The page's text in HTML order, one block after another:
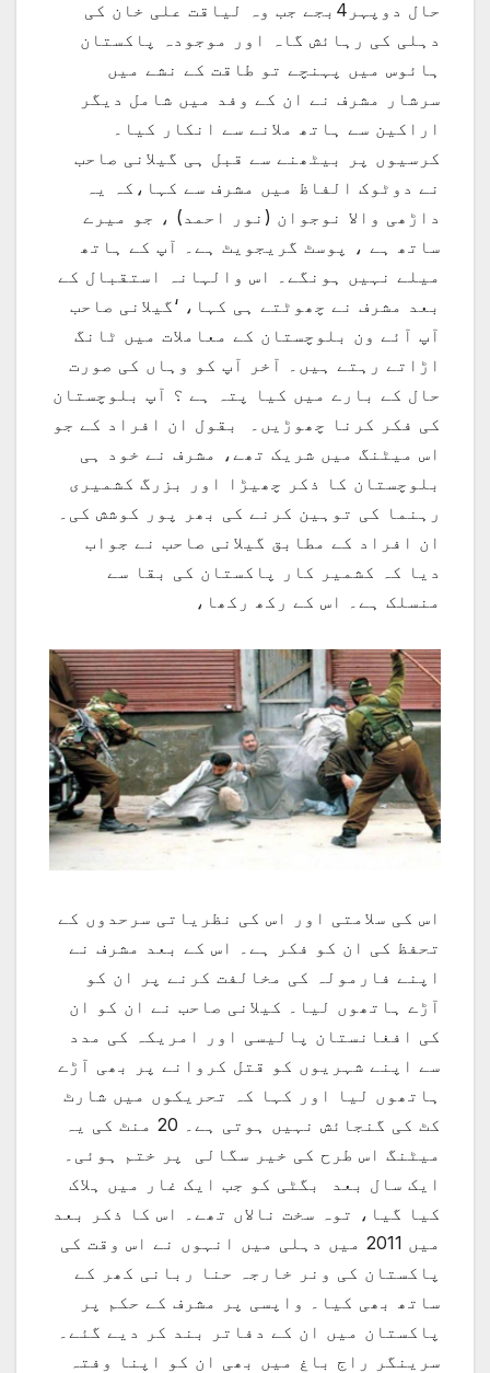
حال دوپہر4بجے جب وہ لیاقت علی خان کی
دہلی کی رہائش گاہ اور موجودہ پاکستان
ہائوس میں پہنچے تو طاقت کے نشے میں
سرشار مشرف نے ان کے وفد میں شامل دیگر
اراکین سے ہاتھ ملانے سے انکار کیا۔
کرسیوں پر بیٹھنے سے قبل ہی گیلانی صاحب
نے دوٹوک الفاظ میں مشرف سے کہا،کہ یہ
داڑھی والا نوجوان (نور احمد) ، جو میرے
ساتھ ہے ، پوسٹ گریجویٹ ہے۔ آپ کے ہاتھ
میلے نہیں ہونگے۔ اس والہانہ استقبال کے
بعد مشرف نے چھوٹتے ہی کہا، ‘گیلانی صاحب
آپ آئے ون بلوچستان کے معاملات میں ٹانگ
اڑاتے رہتے ہیں۔ آخر آپ کو وہاں کی صورت
حال کے بارے میں کیا پتہ ہے ؟ آپ بلوچستان
کی فکر کرنا چھوڑیں۔ بقول ان افراد کے جو
اس میٹنگ میں شریک تھے، مشرف نے خود ہی
بلوچستان کا ذکر چھیڑا اور بزرگ کشمیری
رہنما کی توہین کرنے کی بھر پور کوشش کی۔
ان افراد کے مطابق گیلانی صاحب نے جواب
دیا کہ کشمیر کار پاکستان کی بقا سے
منسلک ہے۔ اس کے رکھ رکھا،
اس کی سلامتی اور اس کی نظریاتی سرحدوں کے
تحفظ کی ان کو فکر ہے۔ اس کے بعد مشرف نے
اپنے فارمولہ کی مخالفت کرنے پر ان کو
آڑے ہاتھوں لیا۔ کیلانی صاحب نے ان کو ان
کی افغانستان پالیسی اور امریکہ کی مدد
سے اپنے شہریوں کو قتل کروانے پر بھی آڑے
ہاتھوں لیا اور کہا کہ تحریکوں میں شارٹ
کٹ کی گنجائش نہیں ہوتی ہے۔ 20 منٹ کی یہ
میٹنگ اس طرح کی خیر سگالی پر ختم ہوئی۔
ایک سال بعد بگٹی کو جب ایک غار میں ہلاک
کیا گیا، توہ سخت نالاں تھے۔ اس کا ذکر بعد
میں 2011 میں دہلی میں انہوں نے اس وقت کی
پاکستان کی ونر خارجہ حنا ربانی کھر کے
ساتھ بھی کیا۔ واپسی پر مشرف کے حکم پر
پاکستان میں ان کے دفاتر بند کر دیے گئے۔
سرینگر راج باغ میں بھی ان کو اپنا وفتہ